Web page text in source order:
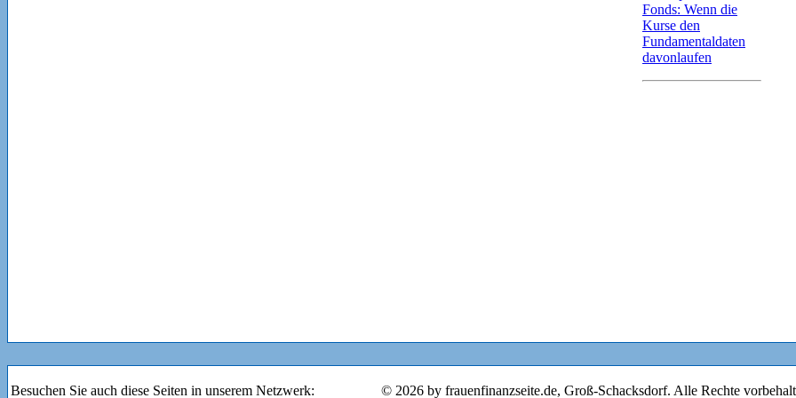
Fonds: Wenn die
Kurse den
Fundamentaldaten
davonlaufen
Besuchen Sie auch diese Seiten in unserem Netzwerk: © 2026 by frauenfinanzseite.de, Groß-Schacksdorf. Alle Rechte